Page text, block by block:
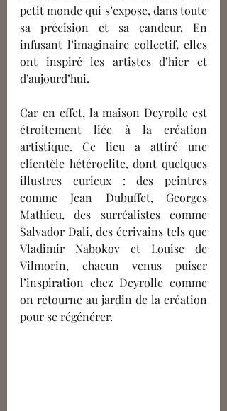
petit monde qui s’expose, dans toute
sa précision et sa candeur. En
infusant l’imaginaire collectif, elles
ont inspiré les artistes d’hier et
d’aujourd’hui.
Car en effet, la maison Deyrolle est
étroitement liée à la création
artistique. Ce lieu a attiré une
clientèle hétéroclite, dont quelques
illustres curieux : des peintres
comme Jean Dubuffet, Georges
Mathieu, des surréalistes comme
Salvador Dali, des écrivains tels que
Vladimir Nabokov et Louise de
Vilmorin, chacun venus puiser
l’inspiration chez Deyrolle comme
on retourne au jardin de la création
pour se régénérer.